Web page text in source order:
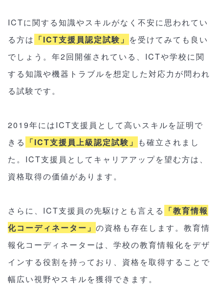
ICTに関する知識やスキルがなく不安に思われてい
る方は 「ICT支援員認定試験」 を受けてみても良い
でしょう。年2回開催されている、ICTや学校に関
する知識や機器トラブルを想定した対応力が問われ
る試験です。
2019年にはICT支援員として高いスキルを証明で
きる 「ICT支援員上級認定試験」
も確立されまし
た。ICT支援員としてキャリアアップを望む方は、
資格取得の価値があります。
さらに、ICT支援員の先駆けとも言える 「教育情報
化コーディネーター」 の資格も存在します。教育情
報化コーディネーターは、学校の教育情報化をデザ
インする役割を持っており、資格を取得することで
幅広い視野やスキルを獲得できます。